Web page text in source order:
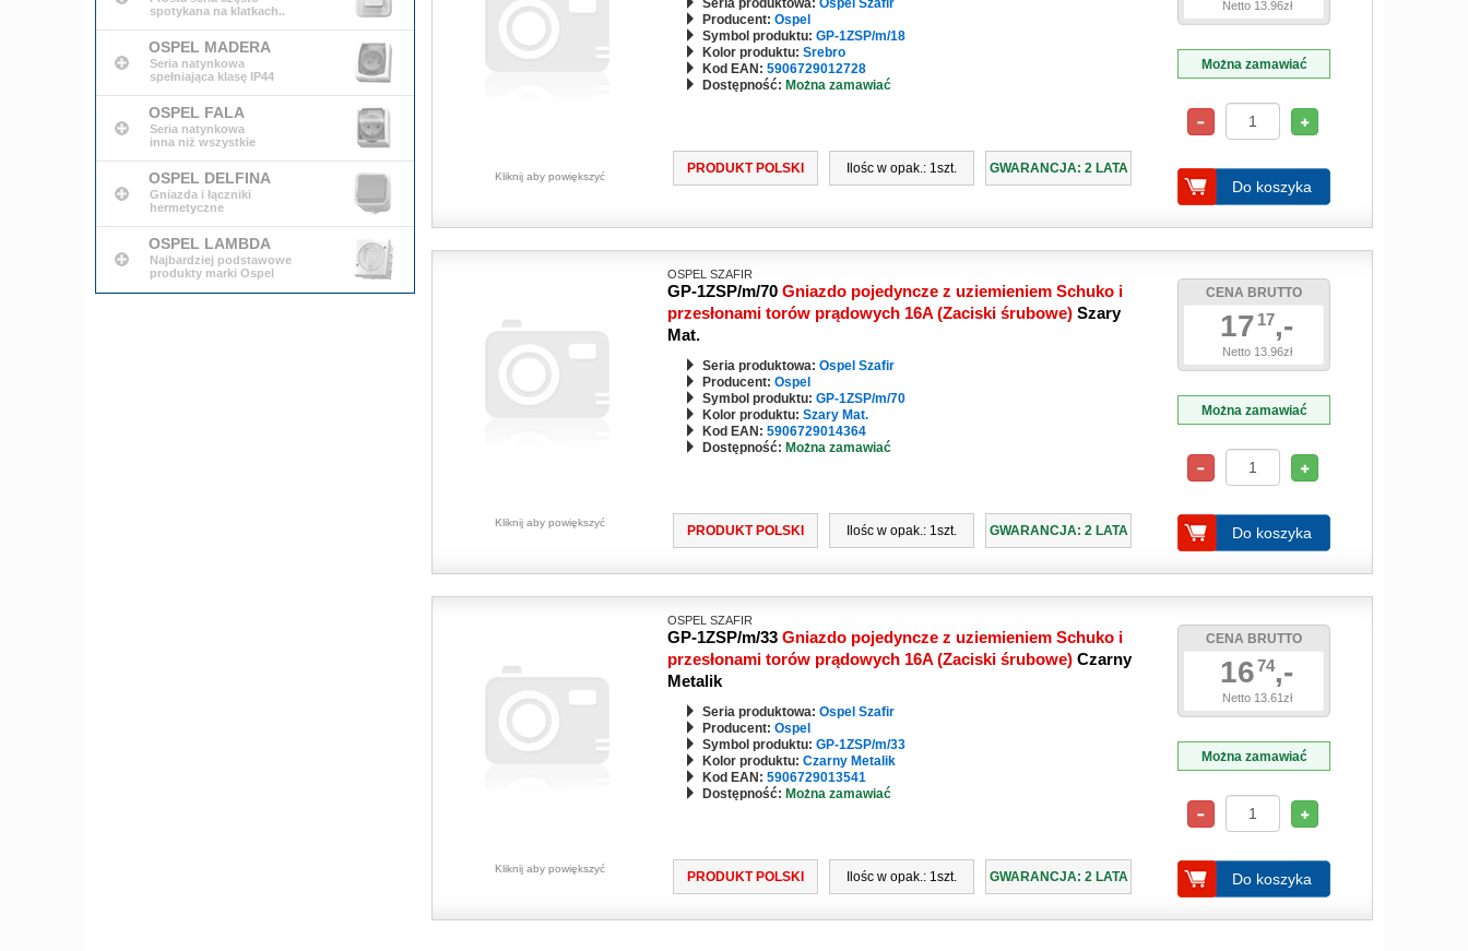
spotykana na klatkach..
OSPEL MADERA
Seria natynkowa
spełniająca klasę IP44
OSPEL FALA
Seria natynkowa
inna niż wszystkie
OSPEL DELFINA
Gniazda i łączniki
hermetyczne
OSPEL LAMBDA
Najbardziej podstawowe
produkty marki Ospel
Kliknij aby powiększyć
Seria produktowa: Ospel Szafir
Producent: Ospel
Symbol produktu: GP-1ZSP/m/18
Kolor produktu: Srebro
Kod EAN: 5906729012728
Dostępność: Można zamawiać
PRODUKT POLSKI Ilośc w opak.: 1szt. GWARANCJA: 2 LATA
Netto 13.96zł
Można zamawiać
Do koszyka
Kliknij aby powiększyć
OSPEL SZAFIR
GP-1ZSP/m/70 Gniazdo pojedyncze z uziemieniem Schuko i
przesłonami torów prądowych 16A (Zaciski śrubowe) Szary
Mat.
Seria produktowa: Ospel Szafir
Producent: Ospel
Symbol produktu: GP-1ZSP/m/70
Kolor produktu: Szary Mat.
Kod EAN: 5906729014364
Dostępność: Można zamawiać
PRODUKT POLSKI Ilośc w opak.: 1szt. GWARANCJA: 2 LATA
CENA BRUTTO
17 17,-
Netto 13.96zł
Można zamawiać
Do koszyka
Kliknij aby powiększyć
OSPEL SZAFIR
GP-1ZSP/m/33 Gniazdo pojedyncze z uziemieniem Schuko i
przesłonami torów prądowych 16A (Zaciski śrubowe) Czarny
Metalik
Seria produktowa: Ospel Szafir
Producent: Ospel
Symbol produktu: GP-1ZSP/m/33
Kolor produktu: Czarny Metalik
Kod EAN: 5906729013541
Dostępność: Można zamawiać
PRODUKT POLSKI Ilośc w opak.: 1szt. GWARANCJA: 2 LATA
CENA BRUTTO
16 74,-
Netto 13.61zł
Można zamawiać
Do koszyka